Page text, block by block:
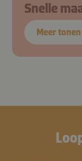
Snelle
Meer tonen